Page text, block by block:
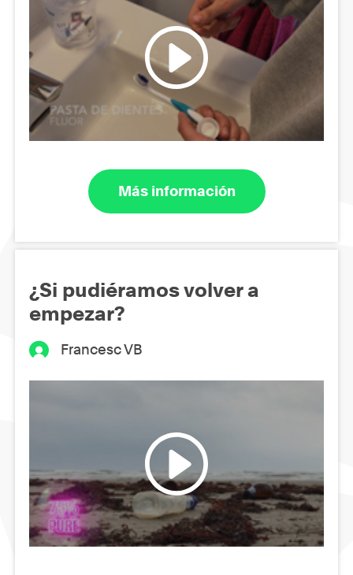
Más información
¿Si pudiéramos volver a
empezar?
Francesc VB